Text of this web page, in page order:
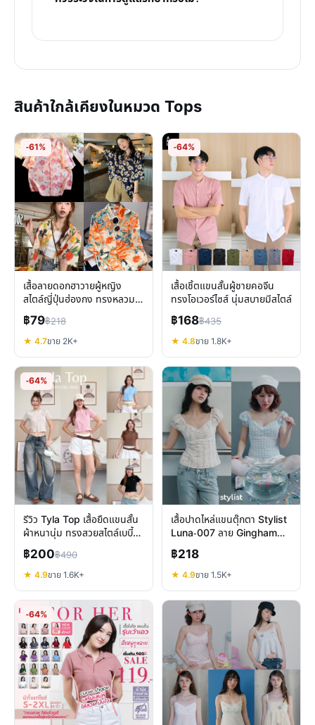
สินค้าใกล้เคียงในหมวด Tops
-61%
เสื้อลายดอกฮาวายผู้หญิง
สไตล์ญี่ปุ่นฮ่องกง ทรงหลวม
ใส่สบาย
฿79฿218
★ 4.7ขาย 2K+
-64%
เสื้อเชิ้ตแขนสั้นผู้ชายคอจีน
ทรงโอเวอร์ไซส์ นุ่มสบายมีสไตล์
฿168฿435
★ 4.8ขาย 1.8K+
-64%
รีวิว Tyla Top เสื้อยืดแขนสั้น
ผ้าหนานุ่ม ทรงสวยสไตล์เบบี้ที
สวมใส่สบาย
฿200฿490
★ 4.9ขาย 1.6K+
เสื้อปาดไหล่แขนตุ๊กตา Stylist
Luna-007 ลาย Gingham
สวยหวานทุกโอกาส
฿218
★ 4.9ขาย 1.5K+
-64%